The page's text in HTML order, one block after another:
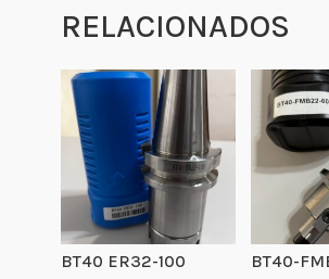
RELACIONADOS
BT40 ER32-100 BT40-